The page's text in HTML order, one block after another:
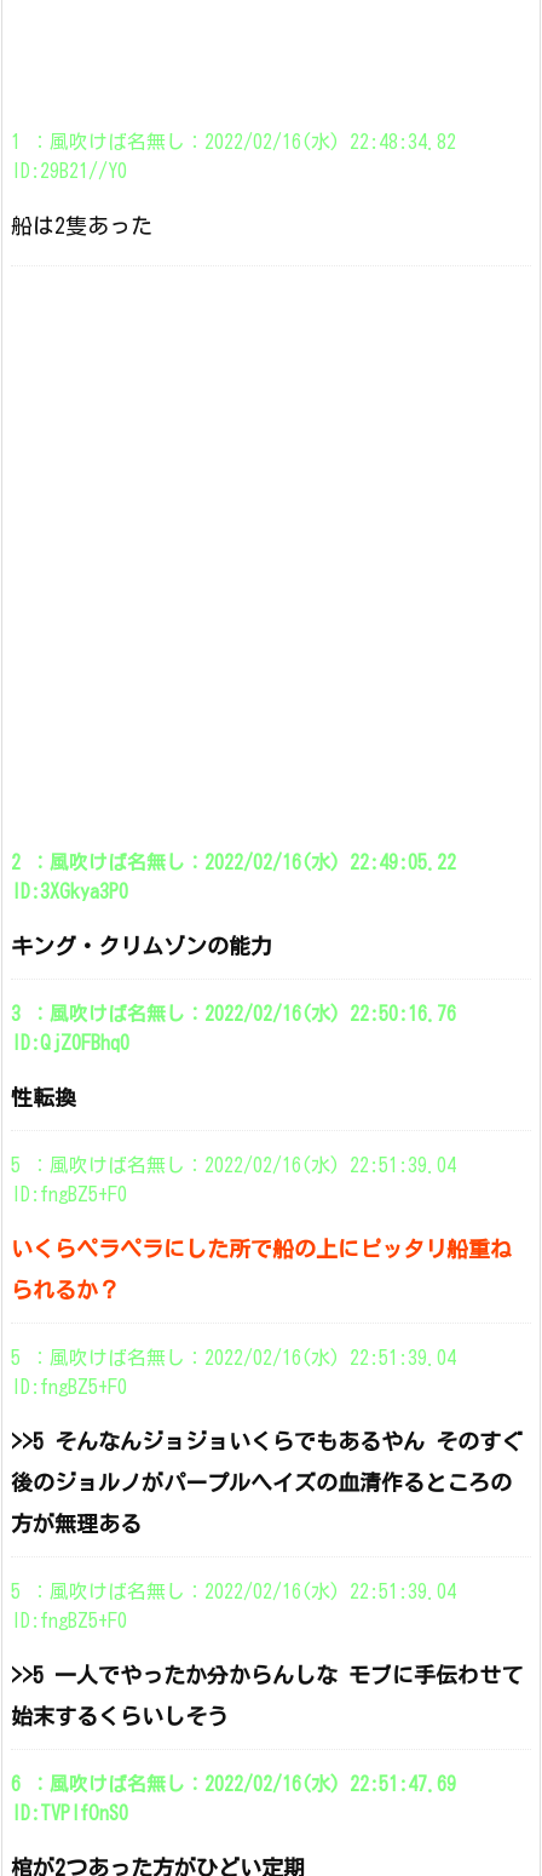
1 ：風吹けば名無し：2022/02/16(水) 22:48:34.82
ID:29B21//Y0
船は2隻あった
2 ：風吹けば名無し：2022/02/16(水) 22:49:05.22
ID:3XGkya3P0
キング・クリムゾンの能力
3 ：風吹けば名無し：2022/02/16(水) 22:50:16.76
ID:QjZ0FBhq0
性転換
5 ：風吹けば名無し：2022/02/16(水) 22:51:39.04
ID:fngBZ5+F0
いくらペラペラにした所で船の上にピッタリ船重ね
られるか？
5 ：風吹けば名無し：2022/02/16(水) 22:51:39.04
ID:fngBZ5+F0
>>5 そんなんジョジョいくらでもあるやん そのすぐ
後のジョルノがパープルヘイズの血清作るところの
方が無理ある
5 ：風吹けば名無し：2022/02/16(水) 22:51:39.04
ID:fngBZ5+F0
>>5 一人でやったか分からんしな モブに手伝わせて
始末するくらいしそう
6 ：風吹けば名無し：2022/02/16(水) 22:51:47.69
ID:TVPIfOnS0
棺が2つあった方がひどい定期